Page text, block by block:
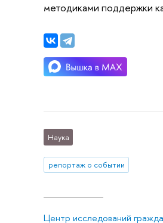
методиками поддержки
Наука
репортаж о событии
Центр исследований